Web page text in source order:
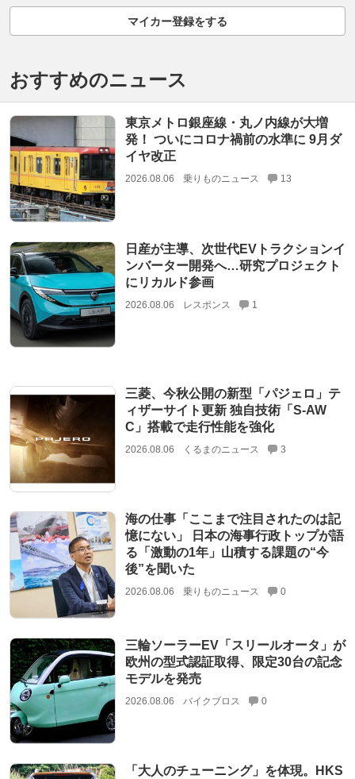
マイカー登録をする
おすすめのニュース
東京メトロ銀座線・丸ノ内線が大増
発！ ついにコロナ禍前の水準に 9月ダ
イヤ改正
2026.08.06 乗りものニュース 13
日産が主導、次世代EVトラクションイ
ンバーター開発へ…研究プロジェクト
にリカルド参画
2026.08.06 レスポンス 1
三菱、今秋公開の新型「パジェロ」テ
ィザーサイト更新 独自技術「S-AW
C」搭載で走行性能を強化
2026.08.06 くるまのニュース 3
海の仕事「ここまで注目されたのは記
憶にない」 日本の海事行政トップが語
る「激動の1年」山積する課題の“今
後”を聞いた
2026.08.06 乗りものニュース 0
三輪ソーラーEV「スリールオータ」が
欧州の型式認証取得、限定30台の記念
モデルを発売
2026.08.06 バイクブロス 0
「大人のチューニング」を体現。HKS